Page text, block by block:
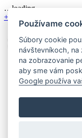
…loading …
+
Témy diskusie
O nás
Používame
Súbory cookie
návštevníkoch,
na zobrazovanie
aby sme vám
Google používa